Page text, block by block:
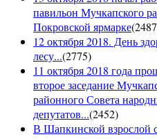
павильон Мучкапского
Покровской ярмарке(2487
12 октября 2018. День
лесу...(2775)
11 октября 2018 года
второе заседание
районного Совета
депутатов...(2452)
В Шапкинской взрослой